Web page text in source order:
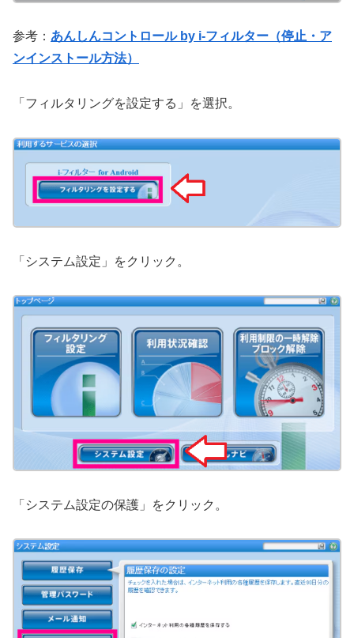
参考： あんしんコントロール by i-フィルター（停止・ア
ンインストール方法）
「フィルタリングを設定する」を選択。
「システム設定」をクリック。
「システム設定の保護」をクリック。